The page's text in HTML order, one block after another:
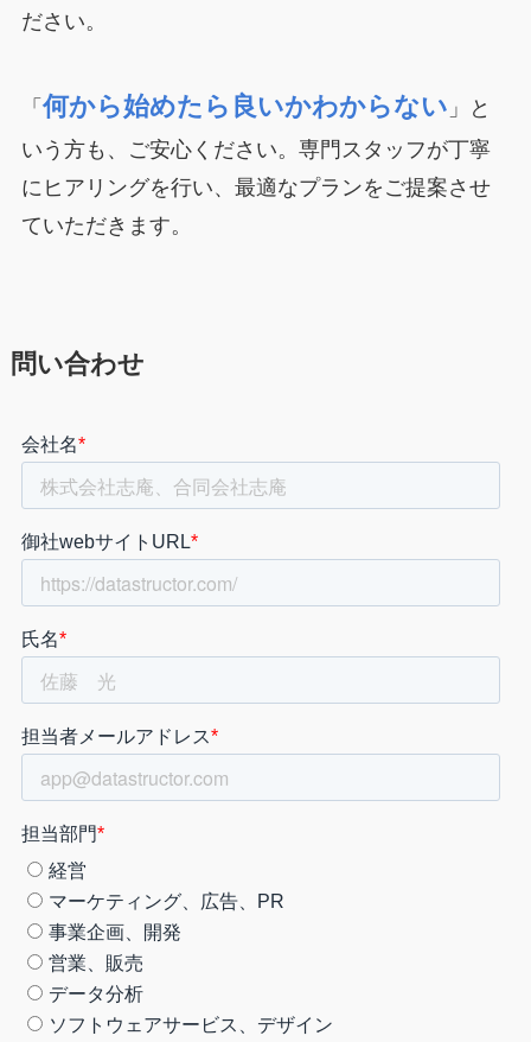
ださい。
「 何から始めたら良いかわからない 」と
いう方も、ご安心ください。専門スタッフが丁寧
にヒアリングを行い、最適なプランをご提案させ
ていただきます。
問い合わせ